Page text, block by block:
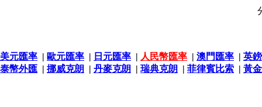
美元匯率 | 歐元匯率 | 日元匯率 | 人民幣匯率 | 澳門匯率 | 英
泰幣外匯 | 挪威克朗 | 丹麥克朗 | 瑞典克朗 | 菲律賓比索 | 黃